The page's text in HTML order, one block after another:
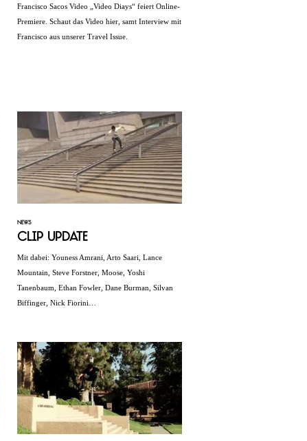
Francisco Sacos Video „Video Diays“ feiert Online-
Premiere. Schaut das Video hier, samt Interview mit
Francisco aus unserer Travel Issue.
NEWS
Clip Update
Mit dabei: Youness Amrani, Arto Saari, Lance
Mountain, Steve Forstner, Moose, Yoshi
Tanenbaum, Ethan Fowler, Dane Burman, Silvan
Biffinger, Nick Fiorini…